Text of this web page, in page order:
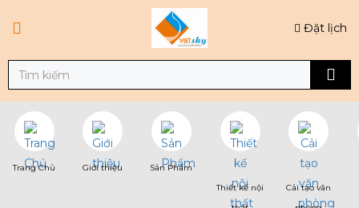
Đặt lịch
Trang Chủ Giới thiệu
Sản Phẩm
Thiết kế nội
Cải tạo văn